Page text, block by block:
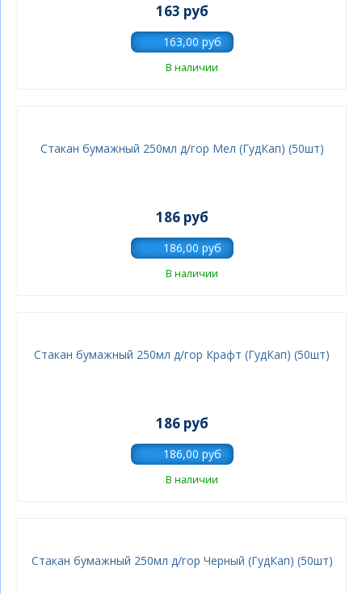
163 руб
В наличии
Стакан бумажный 250мл д/гор Мел (ГудКап) (50шт)
186 руб
В наличии
Стакан бумажный 250мл д/гор Крафт (ГудКап) (50шт)
186 руб
В наличии
Стакан бумажный 250мл д/гор Черный (ГудКап) (50шт)